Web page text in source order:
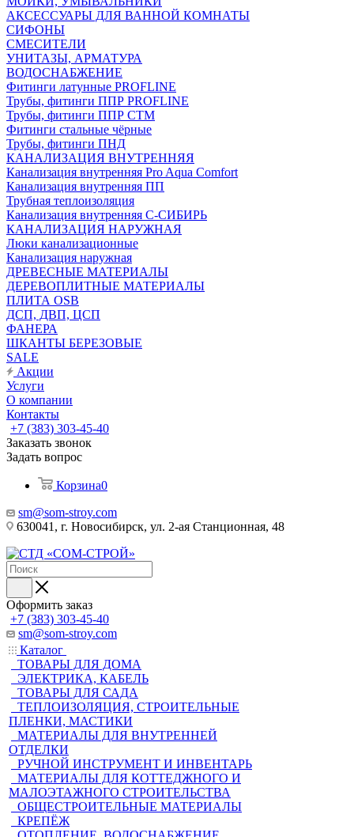
АКСЕССУАРЫ ДЛЯ ВАННОЙ КОМНАТЫ
СИФОНЫ
СМЕСИТЕЛИ
УНИТАЗЫ, АРМАТУРА
ВОДОСНАБЖЕНИЕ
Фитинги латунные PROFLINE
Трубы, фитинги ППР PROFLINE
Трубы, фитинги ППР СТМ
Фитинги стальные чёрные
Трубы, фитинги ПНД
КАНАЛИЗАЦИЯ ВНУТРЕННЯЯ
Канализация внутренняя Pro Aqua Comfort
Канализация внутренняя ПП
Трубная теплоизоляция
Канализация внутренняя С-СИБИРЬ
КАНАЛИЗАЦИЯ НАРУЖНАЯ
Люки канализационные
Канализация наружная
ДРЕВЕСНЫЕ МАТЕРИАЛЫ
ДЕРЕВОПЛИТНЫЕ МАТЕРИАЛЫ
ПЛИТА OSB
ДСП, ДВП, ЦСП
ФАНЕРА
ШКАНТЫ БЕРЕЗОВЫЕ
SALE
Акции
Услуги
О компании
Контакты
+7 (383) 303-45-40
Заказать звонок
Задать вопрос
Корзина0
sm@som-stroy.com
630041, г. Новосибирск, ул. 2-ая Станционная, 48
Оформить заказ
+7 (383) 303-45-40
sm@som-stroy.com
Каталог
ТОВАРЫ ДЛЯ ДОМА
ЭЛЕКТРИКА, КАБЕЛЬ
ТОВАРЫ ДЛЯ САДА
ТЕПЛОИЗОЛЯЦИЯ, СТРОИТЕЛЬНЫЕ
ПЛЕНКИ, МАСТИКИ
МАТЕРИАЛЫ ДЛЯ ВНУТРЕННЕЙ
ОТДЕЛКИ
РУЧНОЙ ИНСТРУМЕНТ И ИНВЕНТАРЬ
МАТЕРИАЛЫ ДЛЯ КОТТЕДЖНОГО И
МАЛОЭТАЖНОГО СТРОИТЕЛЬСТВА
ОБЩЕСТРОИТЕЛЬНЫЕ МАТЕРИАЛЫ
КРЕПЁЖ